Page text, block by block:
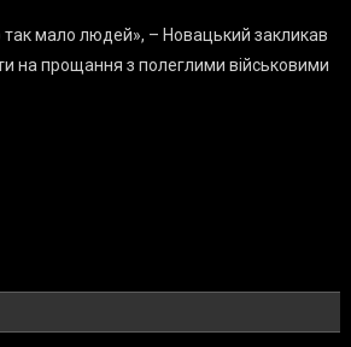
мало людей», – Новацький закликав
на прощання з полеглими військовими